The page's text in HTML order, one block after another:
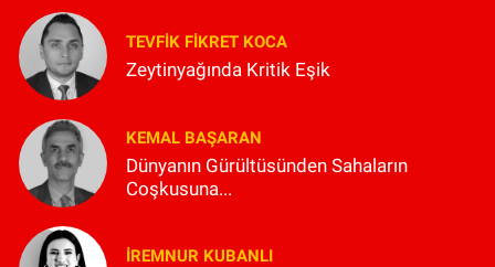
TEVFIK FIKRET KOCA
Zeytinyağında Kritik Eşik
KEMAL BAŞARAN
Dünyanın Gürültüsünden Sahaların
Coşkusuna...
İREMNUR KUBANLI